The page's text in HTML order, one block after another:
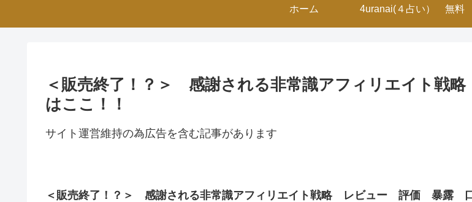
ホーム 4uranai(４占い） 無料
＜販売終了！？＞ 感謝される非常識アフィリエイ
はここ！！
サイト運営維持の為広告を含む記事があります
＜販売終了！？＞ 感謝される非常識アフィリエイト戦略 レビュー 評価 暴露